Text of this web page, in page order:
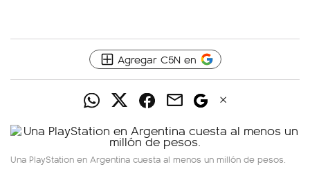
Agregar C5N en
Una PlayStation en Argentina cuesta al menos un millón de pesos.